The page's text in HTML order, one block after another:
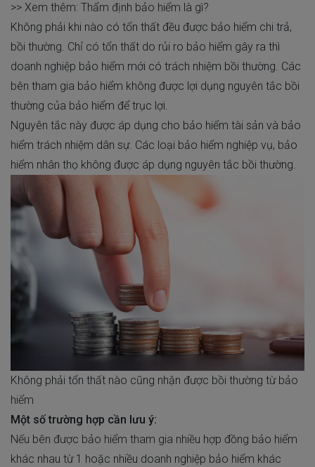
>> Xem thêm: Thẩm định bảo hiểm là gì?
Không phải khi nào có tổn thất đều được bảo hiểm chi trả,
bồi thường. Chỉ có tổn thất do rủi ro bảo hiểm gây ra thì
doanh nghiệp bảo hiểm mới có trách nhiệm bồi thường. Các
bên tham gia bảo hiểm không được lợi dụng nguyên tắc bồi
thường của bảo hiểm để trục lợi.
Nguyên tắc này được áp dụng cho bảo hiểm tài sản và bảo
hiểm trách nhiệm dân sự. Các loại bảo hiểm nghiệp vụ, bảo
hiểm nhân thọ không được áp dụng nguyên tắc bồi thường.
Không phải tổn thất nào cũng nhận được bồi thường từ bảo
hiểm
Một số trường hợp cần lưu ý:
Nếu bên được bảo hiểm tham gia nhiều hợp đồng bảo hiểm
khác nhau từ 1 hoặc nhiều doanh nghiệp bảo hiểm khác